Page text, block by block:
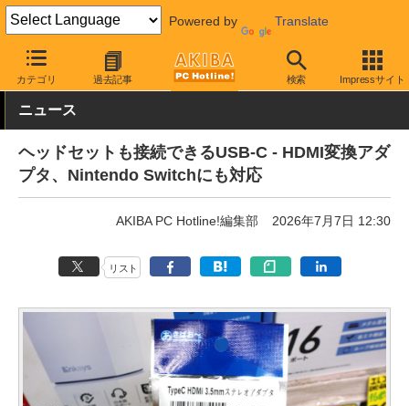
Powered by Translate
カテゴリ 過去記事 検索 Impressサイト
AKIBA PC Hotline! PC周辺機器 変換アダプタ 映像用変換アダ
ニュース
ヘッドセットも接続できるUSB-C - HDMI変換アダ
プタ、Nintendo Switchにも対応
AKIBA PC Hotline!編集部 2026年7月7日 12:30
リスト